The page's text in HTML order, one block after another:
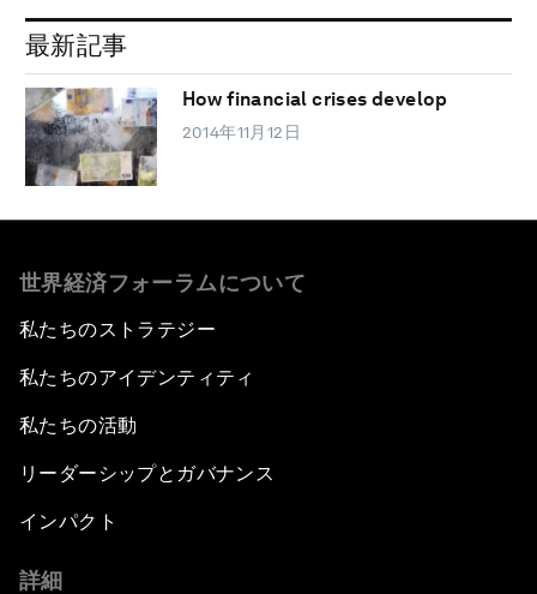
最新記事
How financial crises develop
2014年11月12日
世界経済フォーラムについて
私たちのストラテジー
私たちのアイデンティティ
私たちの活動
リーダーシップとガバナンス
インパクト
詳細